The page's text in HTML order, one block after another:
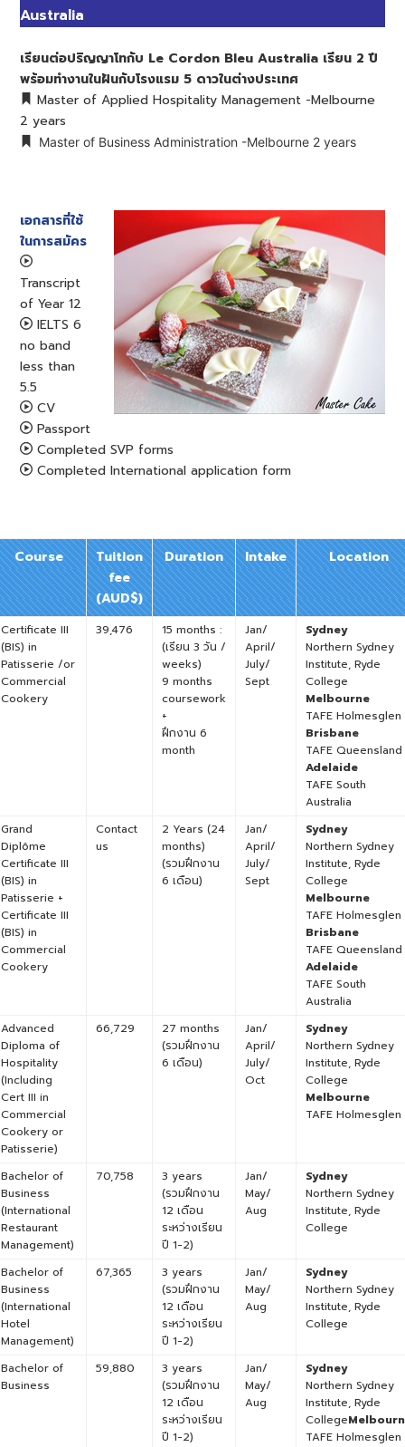
Australia
เรียนต่อปริญญาโทกับ Le Cordon Bleu Australia เรียน 2 ปี
พร้อมทำงานในฝันกับโรงแรม 5 ดาวในต่างประเทศ
Master of Applied Hospitality Management -Melbourne
2 years
Master of Business Administration -Melbourne 2 years
เอกสารที่ใช้
ในการสมัคร
Transcript
of Year 12
IELTS 6
no band
less than
5.5
CV
Passport
Completed SVP forms
Completed International application form
Course
Tuition
fee
(AUD$)
Duration Intake Location
Certificate III
(BIS) in
Patisserie /or
Commercial
Cookery
39,476
15 months :
(เรียน 3 วัน /
weeks)
9 months
coursework
+
ฝึกงาน 6
month
Jan/
April/
July/
Sept
Sydney
Northern Sydney
Institute, Ryde
College
Melbourne
TAFE Holmesglen
Brisbane
TAFE Queensland
Adelaide
TAFE South
Australia
Grand
Diplôme
Certificate III
(BIS) in
Patisserie +
Certificate III
(BIS) in
Commercial
Cookery
Contact
us
2 Years (24
months)
(รวมฝึกงาน
6 เดือน)
Jan/
April/
July/
Sept
Sydney
Northern Sydney
Institute, Ryde
College
Melbourne
TAFE Holmesglen
Brisbane
TAFE Queensland
Adelaide
TAFE South
Australia
Advanced
Diploma of
Hospitality
(Including
Cert III in
Commercial
Cookery or
Patisserie)
66,729
27 months
(รวมฝึกงาน
6 เดือน)
Jan/
April/
July/
Oct
Sydney
Northern Sydney
Institute, Ryde
College
Melbourne
TAFE Holmesglen
Bachelor of
Business
(International
Restaurant
Management)
70,758
3 years
(รวมฝึกงาน
12 เดือน
ระหว่างเรียน
ปี 1-2)
Jan/
May/
Aug
Sydney
Northern Sydney
Institute, Ryde
College
Bachelor of
Business
(International
Hotel
Management)
67,365
3 years
(รวมฝึกงาน
12 เดือน
ระหว่างเรียน
ปี 1-2)
Jan/
May/
Aug
Sydney
Northern Sydney
Institute, Ryde
College
Bachelor of
Business
59,880
3 years
(รวมฝึกงาน
12 เดือน
ระหว่างเรียน
ปี 1-2)
Jan/
May/
Aug
Sydney
Northern Sydney
Institute, Ryde
College
TAFE Holmesglen